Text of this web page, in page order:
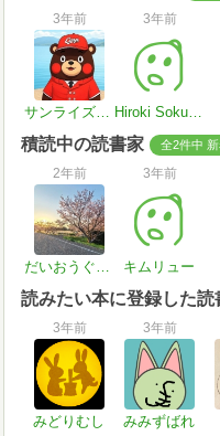
3年前
サンライズ＠ﾘｰﾝFIREのcarpﾌｧﾝ
3年前
Hiroki Sokuda
積読中の読書家 全2件中
2年前
だいおうぐそくむし
3年前
キムリュー
読みたい本に登録した読
3年前
みどりむし
3年前
みみずばれ